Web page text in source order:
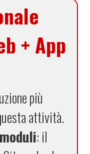
+ App
più
attività.
: il